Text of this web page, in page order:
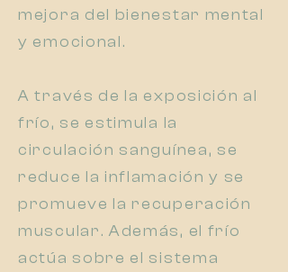
mejora del bienestar mental
y emocional.
A través de la exposición al
frío, se estimula la
circulación sanguínea, se
reduce la inflamación y se
promueve la recuperación
muscular. Además, el frío
actúa sobre el sistema